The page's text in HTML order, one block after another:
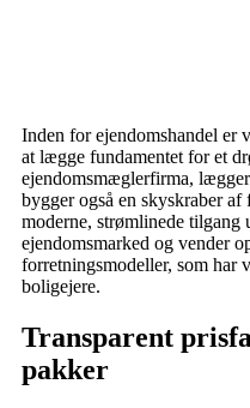
Inden for ejendomshandel er
at lægge fundamentet for et
ejendomsmæglerfirma,
bygger også en skyskraber
moderne, strømlinede tilgang
ejendomsmarked og vender
forretningsmodeller, som har
boligejere.
Transparent
pakker